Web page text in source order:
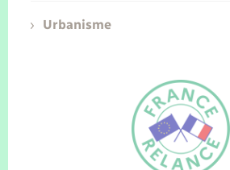
Urbanisme